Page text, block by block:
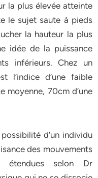
la plus élevée atteinte
le sujet saute à pieds
la hauteur la plus
idée de la puissance
inférieurs. Chez un
l’indice d’une faible
moyenne, 70cm d’une
d’un individu
des mouvements
étendues selon Dr